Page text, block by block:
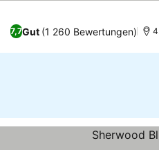
7,7Gut (1 260 Bewertungen)